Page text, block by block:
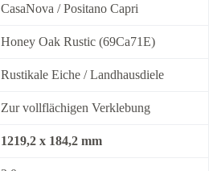
CasaNova / Positano Capri
Honey Oak Rustic (69Ca71E)
Rustikale Eiche / Landhausdiele
Zur vollflächigen Verklebung
1219,2 x 184,2 mm